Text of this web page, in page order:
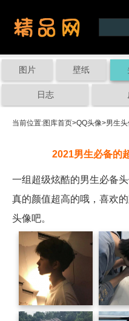
图片 壁纸
日志
当前位置:图库首页>QQ头像>男生
2021男生必备的
一组超级炫酷的男生必备
真的颜值超高的哦，喜欢
头像吧。